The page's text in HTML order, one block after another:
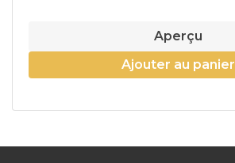
Aperçu
Ajouter au panier